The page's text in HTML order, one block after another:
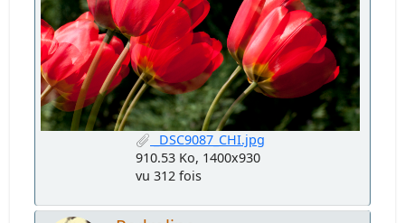
_DSC9087_CHI.jpg
910.53 Ko, 1400x930
vu 312 fois